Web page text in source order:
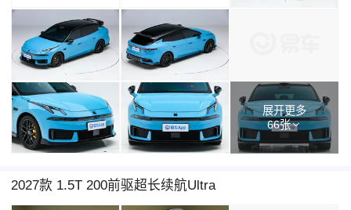
展开更多
66张
2027款 1.5T 200前驱超长续航Ultra